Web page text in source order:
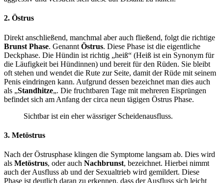
2. Östrus
Direkt anschließend, manchmal aber auch fließend, folgt die richtige
Brunst Phase. Genannt Östrus. Diese Phase ist die eigentliche
Deckphase. Die Hündin ist richtig „heiß“ (Heiß ist ein Synonym für
die Läufigkeit bei Hündinnen) und bereit für den Rüden. Sie bleibt
oft stehen und wendet die Rute zur Seite, damit der Rüde mit seinem
Penis eindringen kann. Aufgrund dessen bezeichnet man dies auch
als „Standhitze„. Die fruchtbaren Tage mit mehreren Eisprüngen
befindet sich am Anfang der circa neun tägigen Östrus Phase.
Sichtbar ist ein eher wässriger Scheidenausfluss.
3. Metöstrus
Nach der Östrusphase klingen die Symptome langsam ab. Dies wird
als Metöstrus, oder auch Nachbrunst, bezeichnet. Hierbei nimmt
auch der Ausfluss ab und der Sexualtrieb wird gemildert. Diese
Phase ist deutlich daran zu erkennen, dass der Ausfluss sich leicht